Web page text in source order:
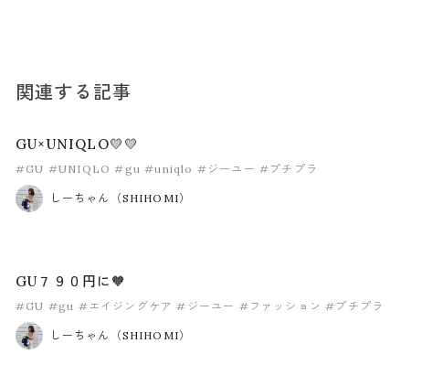
関連する記事
GU×UNIQLO💛💛
#GU #UNIQLO #gu #uniqlo #ジーユー #プチプラ
しーちゃん（SHIHOMI）
GU７９０円に🧡
#GU #gu #エイジングケア #ジーユー #ファッション #プチプラ
しーちゃん（SHIHOMI）